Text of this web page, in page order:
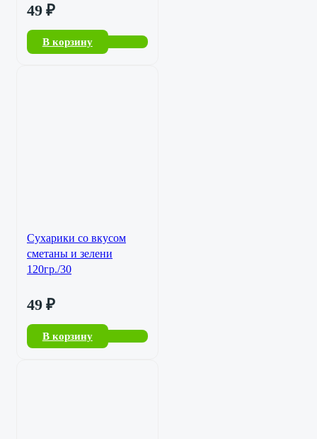
49 ₽
В корзину
Сухарики со вкусом
сметаны и зелени
120гр./30
49 ₽
В корзину